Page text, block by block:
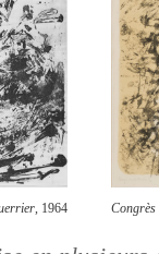
, 1964 Congrès